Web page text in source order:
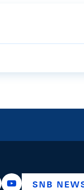
x.com/snb_bns
https://https://
SNB